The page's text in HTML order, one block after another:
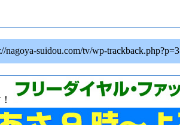
nagoya-suidou.com/tv/wp-